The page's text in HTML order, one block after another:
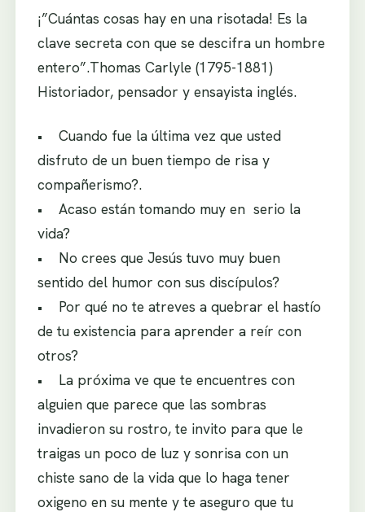
¡”Cuántas cosas hay en una risotada! Es la
clave secreta con que se descifra un hombre
entero”.Thomas Carlyle (1795-1881)
Historiador, pensador y ensayista inglés.
• Cuando fue la última vez que usted
disfruto de un buen tiempo de risa y
compañerismo?.
• Acaso están tomando muy en serio la
vida?
• No crees que Jesús tuvo muy buen
sentido del humor con sus discípulos?
• Por qué no te atreves a quebrar el hastío
de tu existencia para aprender a reír con
otros?
• La próxima ve que te encuentres con
alguien que parece que las sombras
invadieron su rostro, te invito para que le
traigas un poco de luz y sonrisa con un
chiste sano de la vida que lo haga tener
oxigeno en su mente y te aseguro que tu